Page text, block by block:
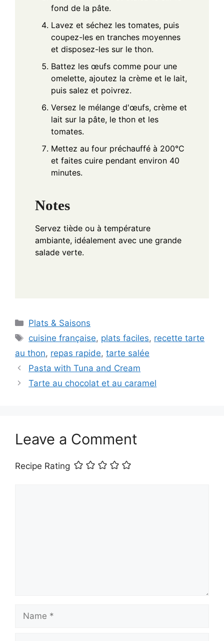
fond de la pâte.
Lavez et séchez les tomates, puis
coupez-les en tranches moyennes
et disposez-les sur le thon.
Battez les œufs comme pour une
omelette, ajoutez la crème et le lait,
puis salez et poivrez.
Versez le mélange d'œufs, crème et
lait sur la pâte, le thon et les
tomates.
Mettez au four préchauffé à 200°C
et faites cuire pendant environ 40
minutes.
Notes
Servez tiède ou à température
ambiante, idéalement avec une grande
salade verte.
Categories
Plats & Saisons
Tags
cuisine française, plats faciles, recette tarte
au thon, repas rapide, tarte salée
Pasta with Tuna and Cream
Tarte au chocolat et au caramel
Leave a Comment
Recipe Rating